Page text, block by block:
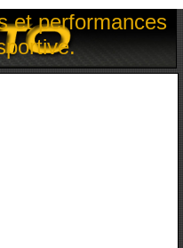
et performances